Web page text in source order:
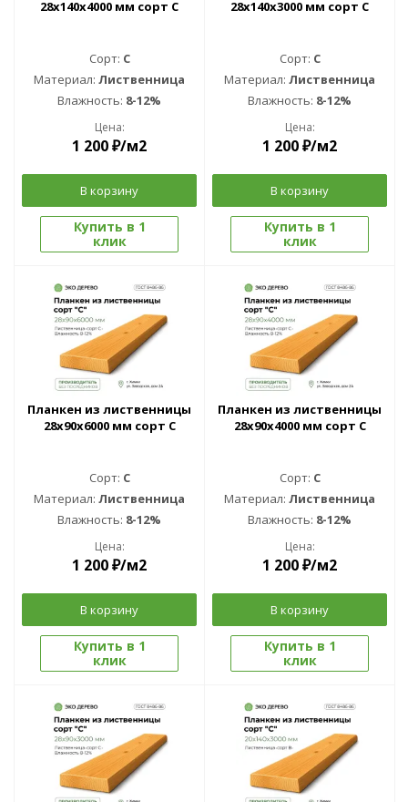
28x140x4000 мм сорт С
Сорт: C
Материал: Лиственница
Влажность: 8-12%
Цена:
1 200₽/м2
В корзину
Купить в 1
клик
28x140x3000 мм сорт С
Сорт: C
Материал: Лиственница
Влажность: 8-12%
Цена:
1 200₽/м2
В корзину
Купить в 1
клик
Планкен из лиственницы
28x90x6000 мм сорт С
Сорт: C
Материал: Лиственница
Влажность: 8-12%
Цена:
1 200₽/м2
В корзину
Купить в 1
клик
Планкен из лиственницы
28x90x4000 мм сорт С
Сорт: C
Материал: Лиственница
Влажность: 8-12%
Цена:
1 200₽/м2
В корзину
Купить в 1
клик